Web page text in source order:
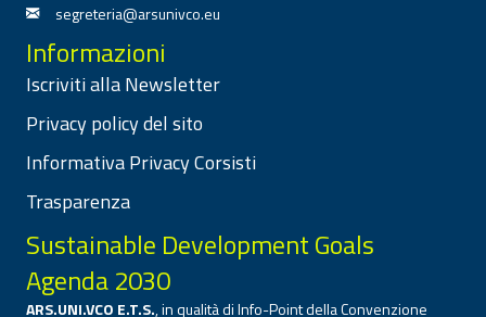
segreteria@arsunivco.eu
Informazioni
Iscriviti alla Newsletter
Privacy policy del sito
Informativa Privacy Corsisti
Trasparenza
Sustainable Development Goals
Agenda 2030
ARS.UNI.VCO E.T.S., in qualità di Info-Point della Convenzione